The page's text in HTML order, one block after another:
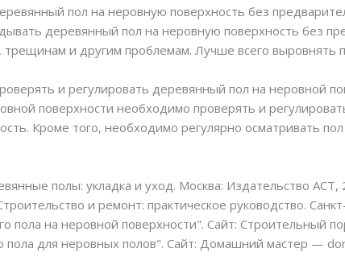
пол на неровную поверхность без
деревянный пол на неровную поверхность без
трещинам и другим проблемам. Лучше всего выровнять
и регулировать деревянный пол на неровной
поверхности необходимо проверять и
Кроме того, необходимо регулярно осматривать
полы: укладка и уход. Москва: Издательство АСТ,
и ремонт: практическое руководство.
пола на неровной поверхности". Сайт: Строительный
пола для неровных полов". Сайт: Домашний мастер —